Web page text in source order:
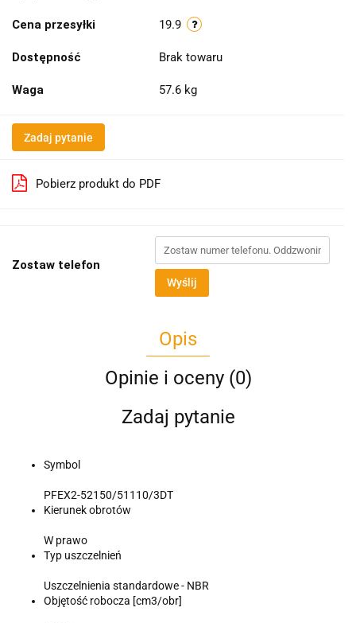
Cena przesyłki 19.9
Dostępność Brak towaru
Waga 57.6 kg
Zadaj pytanie
Pobierz produkt do PDF
Zostaw telefon
Wyślij
Opis
Opinie i oceny (0)
Zadaj pytanie
Symbol
PFEX2-52150/51110/3DT
Kierunek obrotów
W prawo
Typ uszczelnień
Uszczelnienia standardowe - NBR
Objętość robocza [cm3/obr]